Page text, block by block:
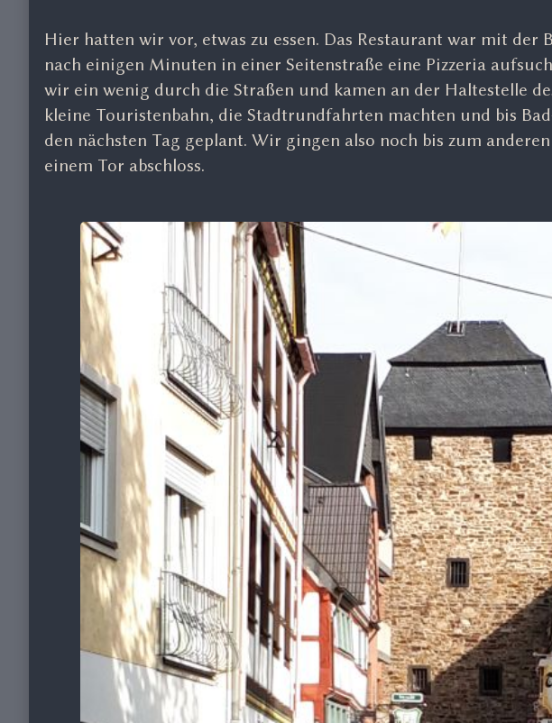
Hier hatten wir vor, etwas zu essen. Das Restaurant war mit der
nach einigen Minuten in einer Seitenstraße eine Pizzeria
wir ein wenig durch die Straßen und kamen an der Haltestelle
kleine Touristenbahn, die Stadtrundfahrten machten und bis
den nächsten Tag geplant. Wir gingen also noch bis zum
einem Tor abschloss.